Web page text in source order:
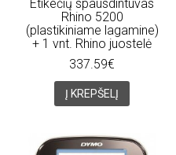
Etikečių spausdintuvas
Rhino 5200
(plastikiniame lagamine)
+ 1 vnt. Rhino juostelė
337.59€
Į KREPŠELĮ